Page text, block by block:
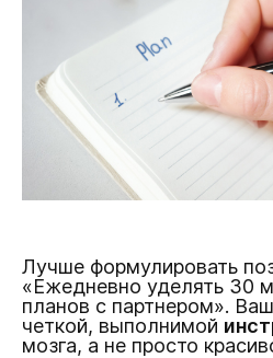
Лучше формулировать
«Ежедневно уделять 30
планов с партнером».
четкой, выполнимой
мозга, а не просто